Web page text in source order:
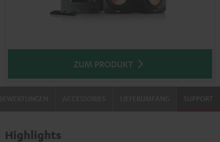
ZUM PRODUKT
SUPPORT
Highlights